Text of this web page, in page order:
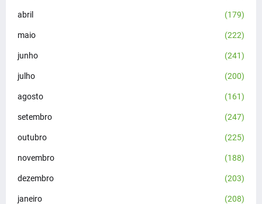
abril (179)
maio (222)
junho (241)
julho (200)
agosto (161)
setembro (247)
outubro (225)
novembro (188)
dezembro (203)
janeiro (208)